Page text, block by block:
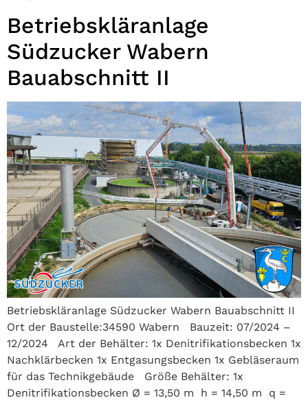
Betriebskläranlage
Südzucker Wabern
Bauabschnitt II
Betriebskläranlage Südzucker Wabern Bauabschnitt II
Ort der Baustelle:34590 Wabern Bauzeit: 07/2024 –
12/2024 Art der Behälter: 1x Denitrifikationsbecken 1x
Nachklärbecken 1x Entgasungsbecken 1x Gebläseraum
für das Technikgebäude Größe Behälter: 1x
Denitrifikationsbecken Ø = 13,50 m h = 14,50 m q =